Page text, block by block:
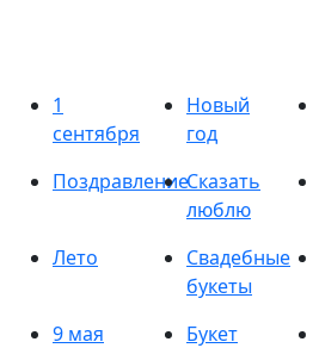
1
сентября
Новый
год
ПоздравлениеСказать
люблю
Лето
Свадебные
букеты
9 мая
Букет